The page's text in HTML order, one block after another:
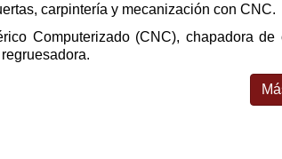
carpintería y mecanización con CNC.
Computerizado (CNC), chapadora de